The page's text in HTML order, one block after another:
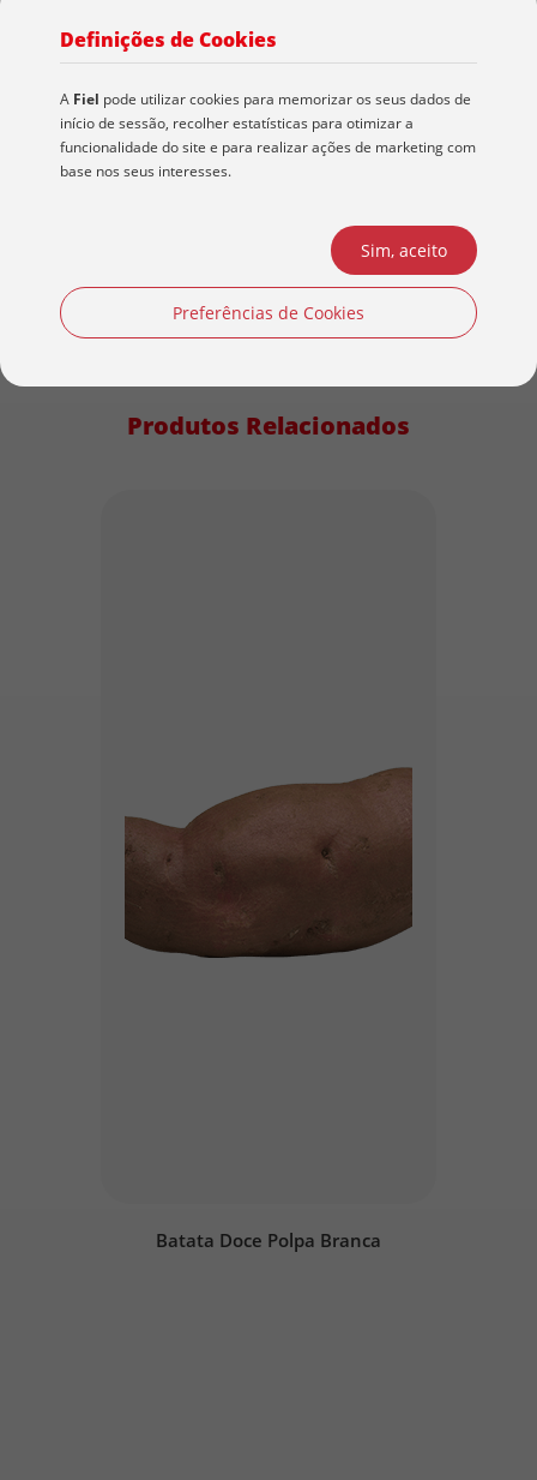
Sazonalidade
JAN FEV MAR
Produtos Relacionados
Batata Doce Polpa Branca
Definições de Cookies
A Fiel pode utilizar cookies para memorizar os seus dados de
início de sessão, recolher estatísticas para otimizar a
funcionalidade do site e para realizar ações de marketing com
base nos seus interesses.
Sim, aceito
Preferências de Cookies